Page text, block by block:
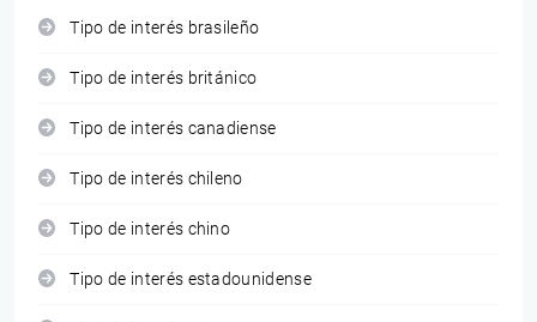
Tipo de interés brasileño
Tipo de interés británico
Tipo de interés canadiense
Tipo de interés chileno
Tipo de interés chino
Tipo de interés estadounidense